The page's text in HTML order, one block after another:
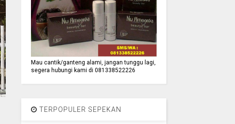
Mau cantik/ganteng alami, jangan tunggu lagi,
segera hubungi kami di 081338522226
TERPOPULER SEPEKAN